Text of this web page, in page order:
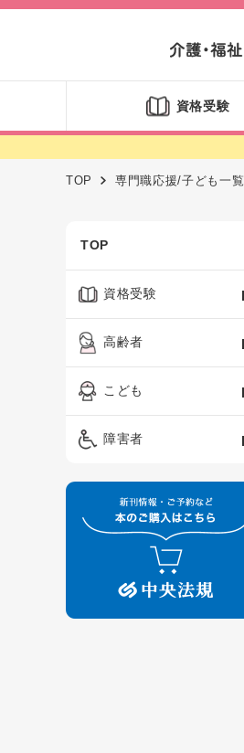
資格受験
TOP 専門職応援/子ども一覧
TOP
資格受験
ケアマネジャー
精神保健福祉士
保育士
高齢者
認知症ケア・介護技術
ーシャルワーク
看護
制度
こども
保育・教育／発達障害
障害者
障害者支援・福祉